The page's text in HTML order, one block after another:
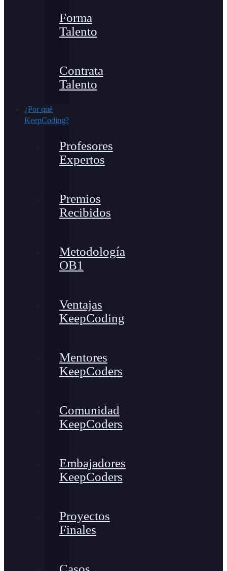
Forma
Talento
Contrata
Talento
¿Por qué
KeepCoding?
Profesores
Expertos
Premios
Recibidos
Metodología
OB1
Ventajas
KeepCoding
Mentores
KeepCoders
Comunidad
KeepCoders
Embajadores
KeepCoders
Proyectos
Finales